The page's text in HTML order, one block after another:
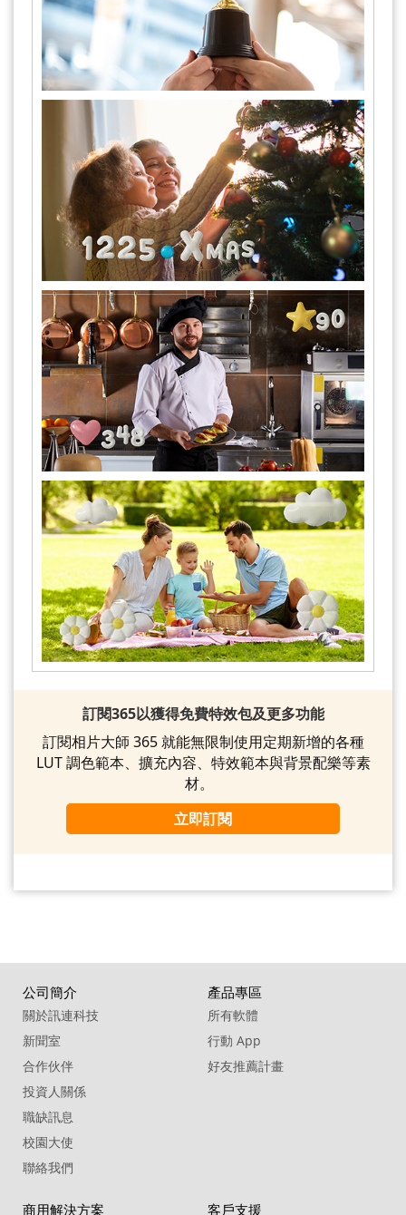
訂閱365以獲得免費特效包及更多功能
訂閱相片大師 365 就能無限制使用定期新增的各種
LUT 調色範本、擴充內容、特效範本與背景配樂等素
材。
立即訂閱
公司簡介
關於訊連科技
新聞室
合作伙伴
投資人關係
職缺訊息
校園大使
聯絡我們
產品專區
所有軟體
行動 App
好友推薦計畫
商用解決方案 客戶支援